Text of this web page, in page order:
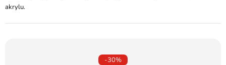
akrylu.
-30%